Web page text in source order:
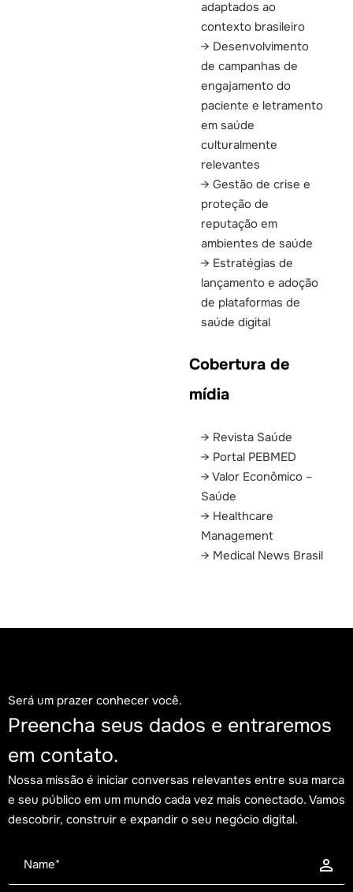
adaptados ao
contexto brasileiro
Desenvolvimento
de campanhas de
engajamento do
paciente e letramento
em saúde
culturalmente
relevantes
Gestão de crise e
proteção de
reputação em
ambientes de saúde
Estratégias de
lançamento e adoção
de plataformas de
saúde digital
Cobertura de
mídia
Revista Saúde
Portal PEBMED
Valor Econômico –
Saúde
Healthcare
Management
Medical News Brasil
Será um prazer conhecer você.
Preencha seus dados e entraremos
em contato.
Nossa missão é iniciar conversas relevantes entre sua marca
e seu público em um mundo cada vez mais conectado. Vamos
descobrir, construir e expandir o seu negócio digital.